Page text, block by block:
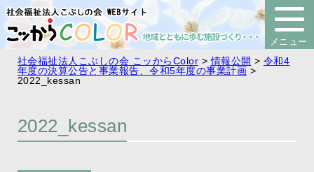
社会福祉法人こぶしの会 こッからColor >情報公開 > 令和4
年度の決算公告と事業報告、令和5年度の事業計画 >
2022_kessan
2022_kessan